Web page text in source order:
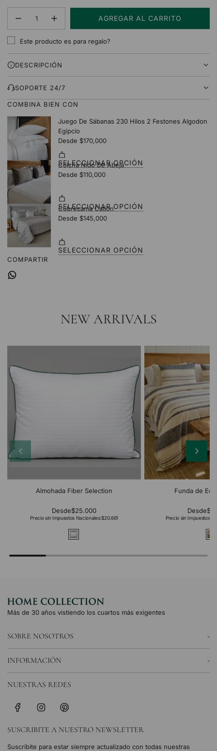
AGREGAR AL CARRITO
C
G
N
O
.
Este producto es para regalo?
DESCRIPCIÓN
SOPORTE 24/7
COMBINA BIEN CON
COMPARTIR
NEW ARRIVALS
Almohada Fiber Selection
Desde$25.000
Precio sin Impuestos Nacionales:$20.661
Funda de
Desde
Precio sin Impuestos
Más de 30 años vistiendo los cuartos más exigentes
SOBRE NOSOTROS
INFORMACIÓN
SUSCRIBITE A NUESTRO NEWSLETTER
Suscribite para estar siempre actualizado con todas nuestras
NUESTRAS REDES